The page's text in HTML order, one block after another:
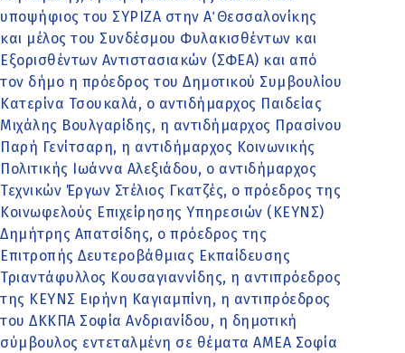
υποψήφιος του ΣΥΡΙΖΑ στην Α΄ Θεσσαλονίκης
και μέλος του Συνδέσμου Φυλακισθέντων και
Εξορισθέντων Αντιστασιακών (ΣΦΕΑ) και από
τον δήμο η πρόεδρος του Δημοτικού Συμβουλίου
Κατερίνα Τσουκαλά, ο αντιδήμαρχος Παιδείας
Μιχάλης Βουλγαρίδης, η αντιδήμαρχος Πρασίνου
Παρή Γενίτσαρη, η αντιδήμαρχος Κοινωνικής
Πολιτικής Ιωάννα Αλεξιάδου, ο αντιδήμαρχος
Τεχνικών Έργων Στέλιος Γκατζές, ο πρόεδρος της
Κοινωφελούς Επιχείρησης Υπηρεσιών (ΚΕΥΝΣ)
Δημήτρης Απατσίδης, ο πρόεδρος της
Επιτροπής Δευτεροβάθμιας Εκπαίδευσης
Τριαντάφυλλος Κουσαγιαννίδης, η αντιπρόεδρος
της ΚΕΥΝΣ Ειρήνη Καγιαμπίνη, η αντιπρόεδρος
του ΔΚΚΠΑ Σοφία Ανδριανίδου, η δημοτική
σύμβουλος εντεταλμένη σε θέματα ΑΜΕΑ Σοφία